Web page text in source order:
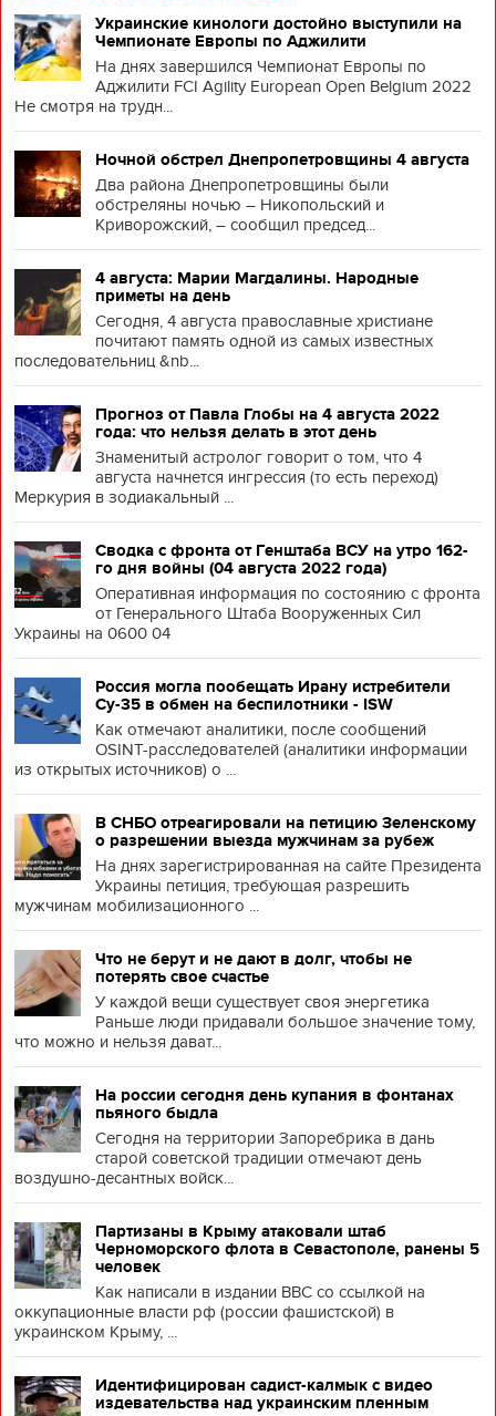
Украинские кинологи достойно выступили на
Чемпионате Европы по Аджилити
На днях завершился Чемпионат Европы по
Аджилити FCI Agility European Open Belgium 2022
Не смотря на трудн...
Ночной обстрел Днепропетровщины 4 августа
Два района Днепропетровщины были
обстреляны ночью – Никопольский и
Криворожский, – сообщил председ...
4 августа: Марии Магдалины. Народные
приметы на день
Сегодня, 4 августа православные христиане
почитают память одной из самых известных
последовательниц &nb...
Прогноз от Павла Глобы на 4 августа 2022
года: что нельзя делать в этот день
Знаменитый астролог говорит о том, что 4
августа начнется ингрессия (то есть переход)
Меркурия в зодиакальный ...
Сводка с фронта от Генштаба ВСУ на утро 162-
го дня войны (04 августа 2022 года)
Оперативная информация по состоянию с фронта
от Генерального Штаба Вооруженных Сил
Украины на 0600 04
Россия могла пообещать Ирану истребители
Су-35 в обмен на беспилотники - ISW
Как отмечают аналитики, после сообщений
OSINT-расследователей (аналитики информации
из открытых источников) о ...
В СНБО отреагировали на петицию Зеленскому
о разрешении выезда мужчинам за рубеж
На днях зарегистрированная на сайте Президента
Украины петиция, требующая разрешить
мужчинам мобилизационного ...
Что не берут и не дают в долг, чтобы не
потерять свое счастье
У каждой вещи существует своя энергетика
Раньше люди придавали большое значение тому,
что можно и нельзя дават...
На россии сегодня день купания в фонтанах
пьяного быдла
Сегодня на территории Запоребрика в дань
старой советской традиции отмечают день
воздушно-десантных войск...
Партизаны в Крыму атаковали штаб
Черноморского флота в Севастополе, ранены 5
человек
Как написали в издании BBC со ссылкой на
оккупационные власти рф (россии фашистской) в
украинском Крыму, ...
Идентифицирован садист-калмык с видео
издевательства над украинским пленным